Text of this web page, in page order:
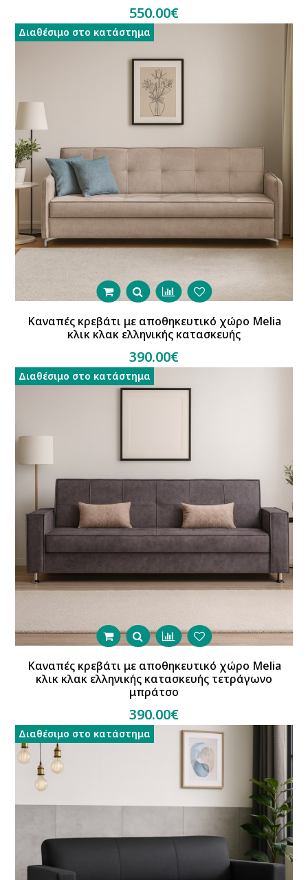
550.00€
Διαθέσιμο στο κατάστημα
Καναπές κρεβάτι με αποθηκευτικό χώρο Melia
κλικ κλακ ελληνικής κατασκευής
390.00€
Διαθέσιμο στο κατάστημα
Καναπές κρεβάτι με αποθηκευτικό χώρο Melia
κλικ κλακ ελληνικής κατασκευής τετράγωνο
μπράτσο
390.00€
Διαθέσιμο στο κατάστημα